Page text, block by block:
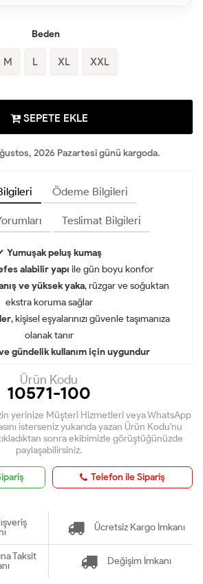
Beden
M L XL XXL
SEPETE EKLE
2026 Pazartesi günü kargoda.
Ödeme Bilgileri
Teslimat Bilgileri
Yumuşak peluş kumaş
alabilir yapı ile gün boyu konfor
ve yüksek yaka, rüzgar ve soğuktan
ekstra koruma sağlar
, kişisel eşyalarınızı güvenle taşımanıza
olanak tanır
gündelik kullanım için uygundur
Ürün Kodu
10571-100
yerinize Müşteri Hizmetleri veya WhatsApp
isterseniz yukarıda yazan Ürün Kodu'nu
sonra ekibimizle görüştüğünüzde
paylaşabilirsiniz.
Telefon ile Sipariş
Ücretsiz Kargo İmkanı
Taksit
Değişim İmkanı